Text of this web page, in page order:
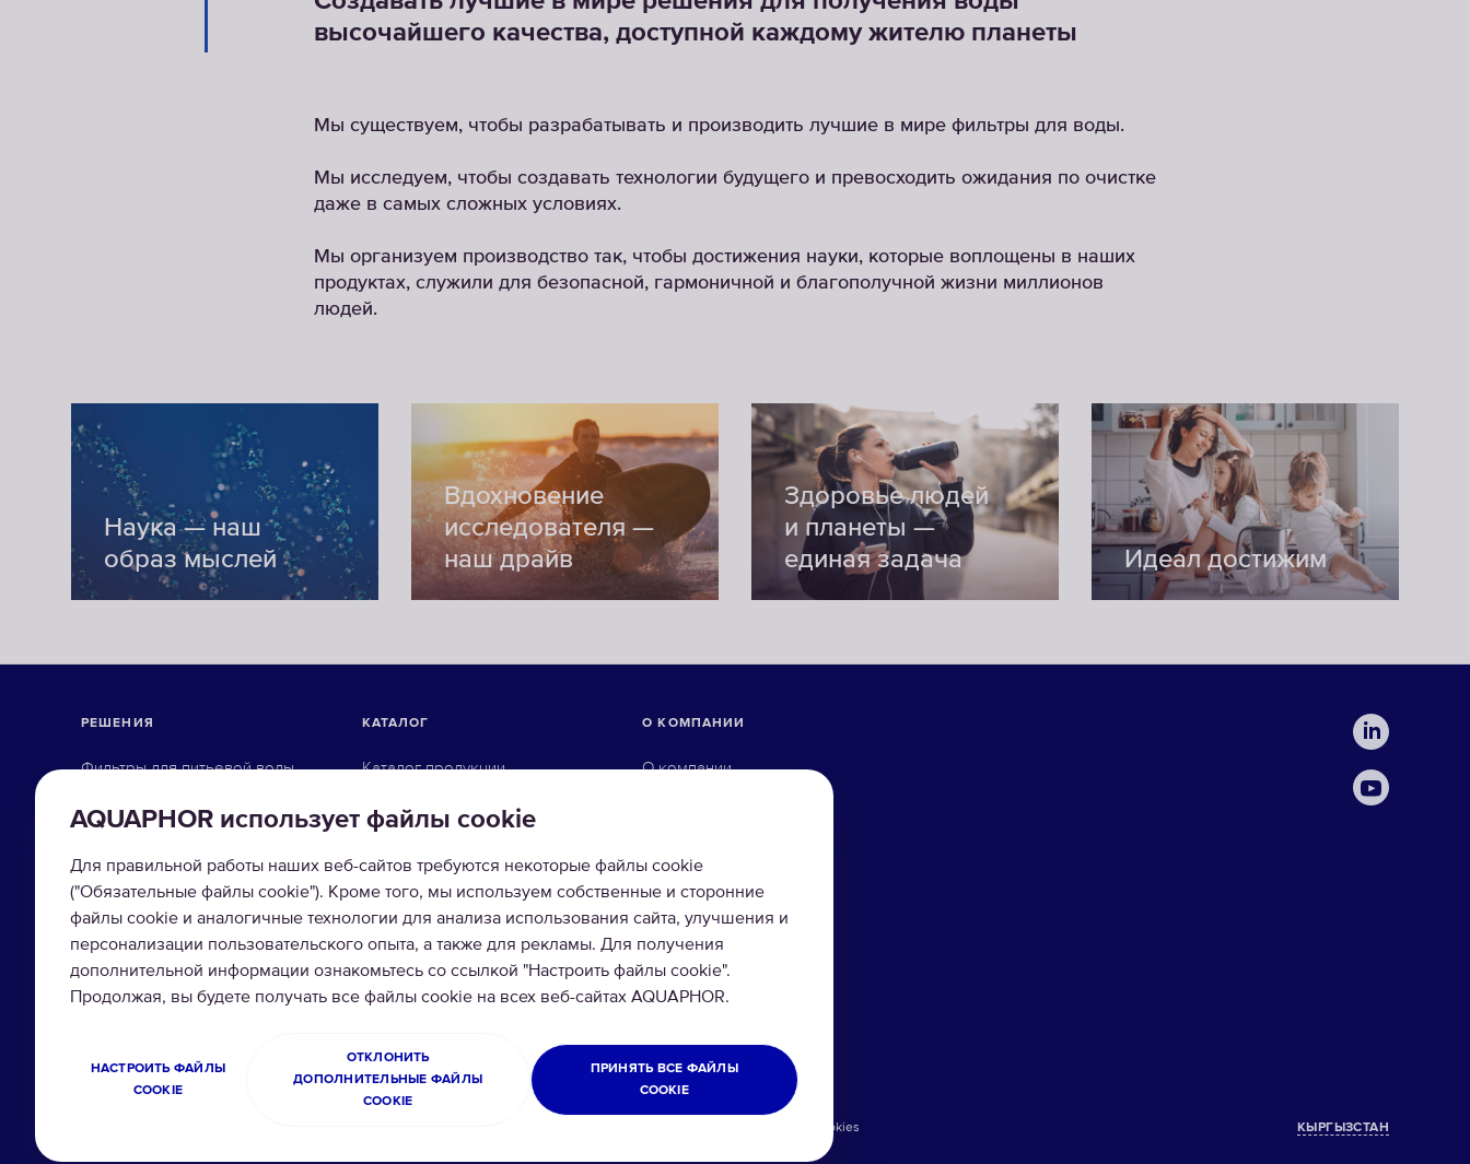
высочайшего качества, доступной каждому жителю планеты
Мы существуем, чтобы разрабатывать и производить лучшие в мире фильтры для воды.
Мы исследуем, чтобы создавать технологии будущего и превосходить ожидания по очистке
даже в самых сложных условиях.
Мы организуем производство так, чтобы достижения науки, которые воплощены в наших
продуктах, служили для безопасной, гармоничной и благополучной жизни миллионов
людей.
Наука — наш
образ мыслей
Вдохновение
исследователя —
наш драйв
Здоровье людей
и планеты —
единая задача
Идеал достижим
AQUAPHOR использует файлы cookie
Для правильной работы наших веб-сайтов требуются некоторые файлы cookie
("Обязательные файлы cookie"). Кроме того, мы используем собственные и сторонние
файлы cookie и аналогичные технологии для анализа использования сайта, улучшения и
персонализации пользовательского опыта, а также для рекламы. Для получения
дополнительной информации ознакомьтесь со ссылкой "Настроить файлы cookie".
Продолжая, вы будете получать все файлы cookie на всех веб-сайтах AQUAPHOR.
НАСТРОИТЬ ФАЙЛЫ
COOKIE
ОТКЛОНИТЬ
ДОПОЛНИТЕЛЬНЫЕ ФАЙЛЫ
COOKIE
ПРИНЯТЬ ВСЕ ФАЙЛЫ
COOKIE
РЕШЕНИЯ
Фильтры для питьевой воды
Фильтры для организаций
Промышленная водоочистка
КАТАЛОГ
Каталог продукции
Фильтры-кувшины
Фильтры под мойку
Умягчители воды
О КОМПАНИИ
О компании
Cookies КЫРГЫЗСТАН